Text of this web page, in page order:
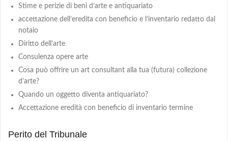
Stime e perizie di beni d’arte e antiquariato
accettazione dell’eredita con beneficio e l’inventario redatto dal
notaio
Diritto dell’arte
Consulenza opere arte
Cosa può offrire un art consultant alla tua (futura) collezione
d’arte?
Quando un oggetto diventa antiquariato?
Accettazione eredità con beneficio di inventario termine
Perito del Tribunale